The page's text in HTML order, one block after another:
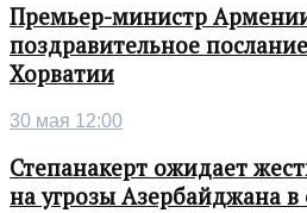
Премьер-министр
поздравительное
Хорватии
30 мая 12:00
Степанакерт ожидает
на угрозы Азербайджана